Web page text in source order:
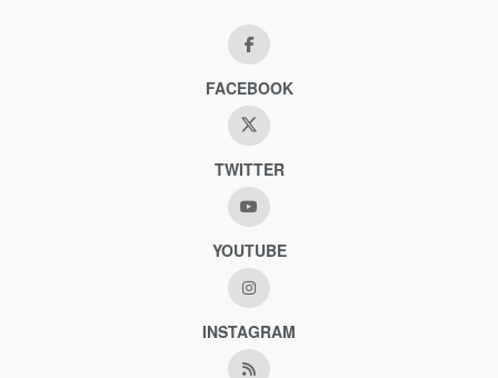
FACEBOOK
TWITTER
YOUTUBE
INSTAGRAM